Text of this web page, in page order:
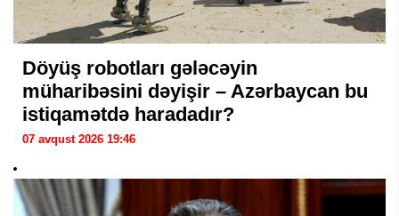
Döyüş robotları gələcəyin
müharibəsini dəyişir – Azərbaycan bu
istiqamətdə haradadır?
07 avqust 2026 19:46